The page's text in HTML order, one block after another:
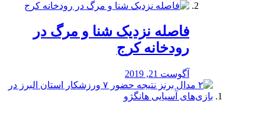
️فاصله نزدیک شنا و مرگ در
رودخانه کرج
آگوست 21, 2019